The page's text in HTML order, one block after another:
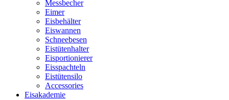
Messbecher
Eimer
Eisbehälter
Eiswannen
Schneebesen
Eistütenhalter
Eisportionierer
Eisspachteln
Eistütensilo
Accessories
Eisakademie